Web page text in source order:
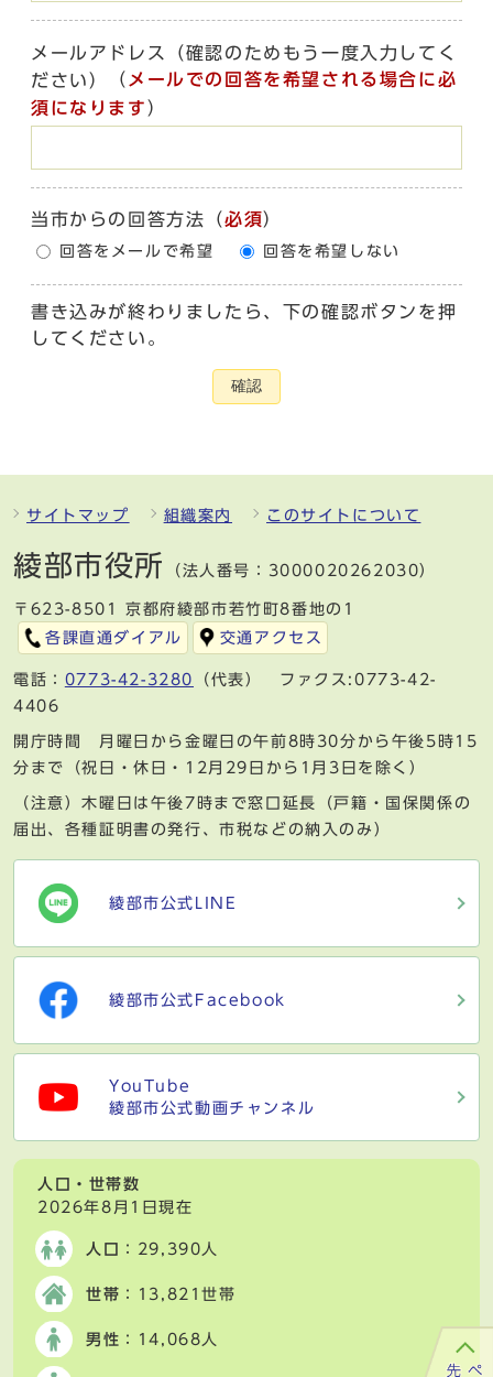
メールアドレス（確認のためもう一度入力してく
ださい）
（ メールでの回答を希望される場合に必
須になります ）
当市からの回答方法 （必須）
回答をメールで希望 回答を希望しない
書き込みが終わりましたら、下の確認ボタンを押
してください。
確認
サイトマップ 組織案内 このサイトについて
綾部市役所 （法人番号：3000020262030）
〒623-8501 京都府綾部市若竹町8番地の1
各課直通ダイアル
交通アクセス
電話： 0773-42-3280
（代表） ファクス:0773-42-
4406
開庁時間 月曜日から金曜日の午前8時30分から午後5時15
分まで（祝日・休日・12月29日から1月3日を除く）
（注意）木曜日は午後7時まで窓口延長（戸籍・国保関係の
届出、各種証明書の発行、市税などの納入のみ）
綾部市公式LINE
綾部市公式Facebook
YouTube
綾部市公式動画チャンネル
人口・世帯数
2026年8月1日現在
人口 ：29,390人
世帯 ：13,821世帯
男性 ：14,068人